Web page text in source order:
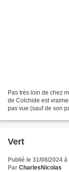
Pas très loin de chez
de Colchide est
pas vue (sauf de son
Vert
Publié le 31/08/2024
Par CharlesNicolas